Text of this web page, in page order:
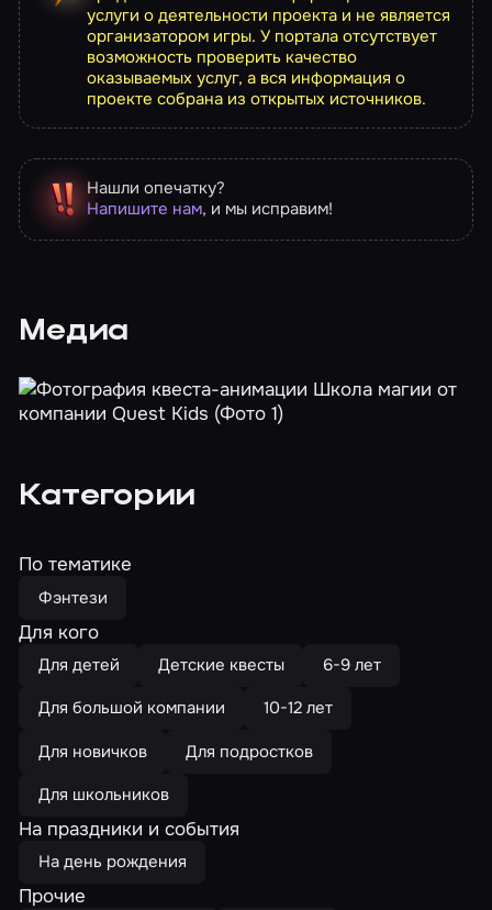
услуги о деятельности проекта и не является
организатором игры. У портала отсутствует
возможность проверить качество
оказываемых услуг, а вся информация о
проекте собрана из открытых источников.
Нашли опечатку?
Напишите нам, и мы исправим!
Медиа
Категории
По тематике
Фэнтези
Для кого
Для детей Детские квесты
6-9 лет
Для большой компании
10-12 лет
Для новичков
Для подростков
Для школьников
На праздники и события
На день рождения
Прочие